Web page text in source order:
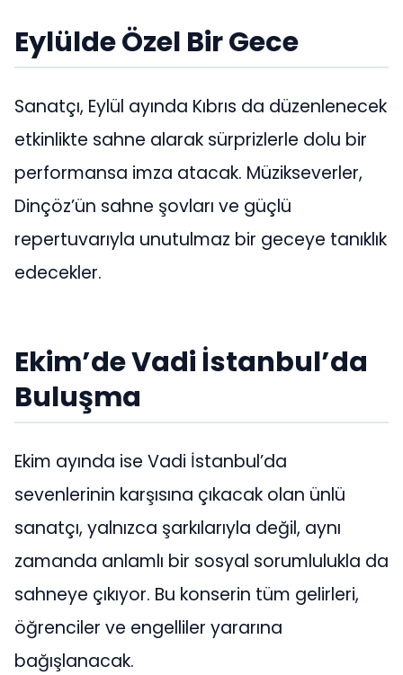
Eylülde Özel Bir Gece
Sanatçı, Eylül ayında Kıbrıs da düzenlenecek
etkinlikte sahne alarak sürprizlerle dolu bir
performansa imza atacak. Müzikseverler,
Dinçöz’ün sahne şovları ve güçlü
repertuvarıyla unutulmaz bir geceye tanıklık
edecekler.
Ekim’de Vadi İstanbul’da
Buluşma
Ekim ayında ise Vadi İstanbul’da
sevenlerinin karşısına çıkacak olan ünlü
sanatçı, yalnızca şarkılarıyla değil, aynı
zamanda anlamlı bir sosyal sorumlulukla da
sahneye çıkıyor. Bu konserin tüm gelirleri,
öğrenciler ve engelliler yararına
bağışlanacak.